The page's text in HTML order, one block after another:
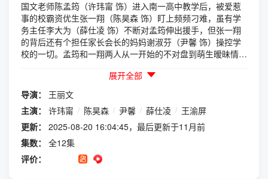
国文老师陈孟筠（许玮甯 饰）进入南一高中教学后，被爱惹
事的校霸资优生张一翔（陈昊森 饰）盯上频频刁难，虽有学
务主任李大为（薛仕凌 饰）不断对孟筠伸出援手，但张一翔
的背后还有个担任家长会长的妈妈谢淑芬（尹馨 饰）操控学
校的一切。孟筠和一翔两人从一开始的不对盘到萌生暧昧情愫
展开全部
导演：
王丽文
主演：
许玮甯 / 陈昊森 / 尹馨 / 薛仕凌 / 王渝屏
更新：
2025-08-20 16:04:45，最后更新于11月前
集数：
全12集
评价：